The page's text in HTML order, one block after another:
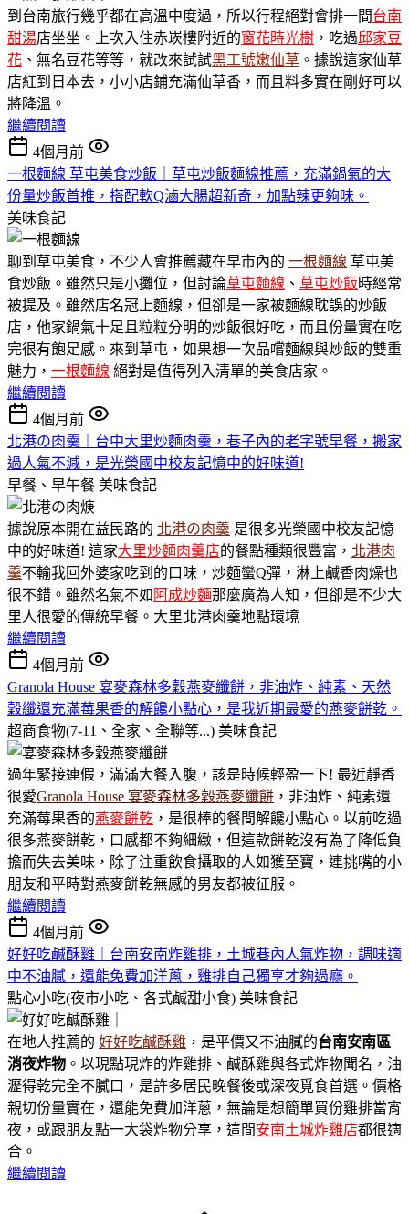
到台南旅行幾乎都在高溫中度過，所以行程絕對會排一間台南
甜湯店坐坐。上次入住赤崁樓附近的窗花時光樹 ，吃過 邱家豆
花 、無名豆花等等，就改來試試黑工號嫩仙草 。據說這家仙草
店紅到日本去，小小店鋪充滿仙草香，而且料多實在剛好可以
將降溫。
繼續閱讀
4個月前
一根麵線 草屯美食炒飯｜草屯炒飯麵線推薦，充滿鍋氣的大
份量炒飯首推，搭配軟Q滷大腸超新奇，加點辣更夠味。
美味食記
聊到草屯美食，不少人會推薦藏在早市內的 一根麵線 草屯美
食炒飯。雖然只是小攤位，但討論草屯麵線 、 草屯炒飯時經常
被提及。雖然店名冠上麵線，但卻是一家被麵線耽誤的炒飯
店，他家鍋氣十足且粒粒分明的炒飯很好吃，而且份量實在吃
完很有飽足感。來到草屯，如果想一次品嚐麵線與炒飯的雙重
魅力， 一根麵線 絕對是值得列入清單的美食店家。
繼續閱讀
4個月前
北港の肉羹｜台中大里炒麵肉羹，巷子內的老字號早餐，搬家
過人氣不減，是光榮國中校友記憶中的好味道!
早餐、早午餐 美味食記
據說原本開在益民路的 北港の肉羹 是很多光榮國中校友記憶
中的好味道! 這家大里炒麵肉羹店的餐點種類很豐富， 北港肉
羹不輸我回外婆家吃到的口味，炒麵蠻Q彈，淋上鹹香肉燥也
很不錯。雖然名氣不如 阿成炒麵那麼廣為人知，但卻是不少大
里人很愛的傳統早餐。大里北港肉羹地點環境
繼續閱讀
4個月前
Granola House 宴麥森林多穀燕麥纖餅，非油炸、純素、天然
穀纖還充滿莓果香的解饞小點心，是我近期最愛的燕麥餅乾。
超商食物(7-11、全家、全聯等...) 美味食記
過年緊接連假，滿滿大餐入腹，該是時候輕盈一下! 最近靜香
很愛Granola House 宴麥森林多穀燕麥纖餅 ，非油炸、純素還
充滿莓果香的燕麥餅乾 ，是很棒的餐間解饞小點心。以前吃過
很多燕麥餅乾，口感都不夠細緻，但這款餅乾沒有為了降低負
擔而失去美味，除了注重飲食攝取的人如獲至寶，連挑嘴的小
朋友和平時對燕麥餅乾無感的男友都被征服。
繼續閱讀
4個月前
好好吃鹹酥雞｜台南安南炸雞排，土城巷內人氣炸物，調味適
中不油膩，還能免費加洋蔥，雞排自己獨享才夠過癮。
點心小吃(夜市小吃、各式鹹甜小食) 美味食記
在地人推薦的 好好吃鹹酥雞 ，是平價又不油膩的台南安南區
消夜炸物 。以現點現炸的炸雞排、鹹酥雞與各式炸物聞名，油
瀝得乾完全不膩口，是許多居民晚餐後或深夜覓食首選。價格
親切份量實在，還能免費加洋蔥，無論是想簡單買份雞排當宵
夜，或跟朋友點一大袋炸物分享，這間安南土城炸雞店都很適
合。
繼續閱讀